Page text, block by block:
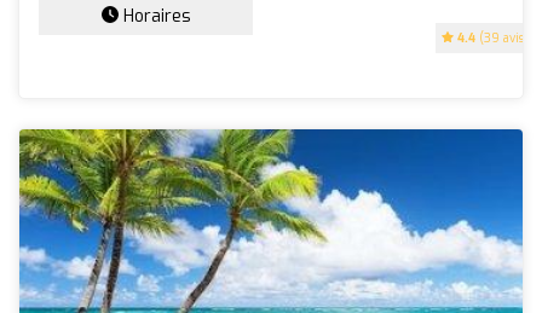
4.4 (39 avis)
Horaires